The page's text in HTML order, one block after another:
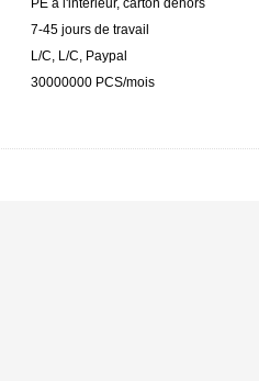
PE à l'intérieur, carton dehors
7-45 jours de travail
L/C, L/C, Paypal
30000000 PCS/mois